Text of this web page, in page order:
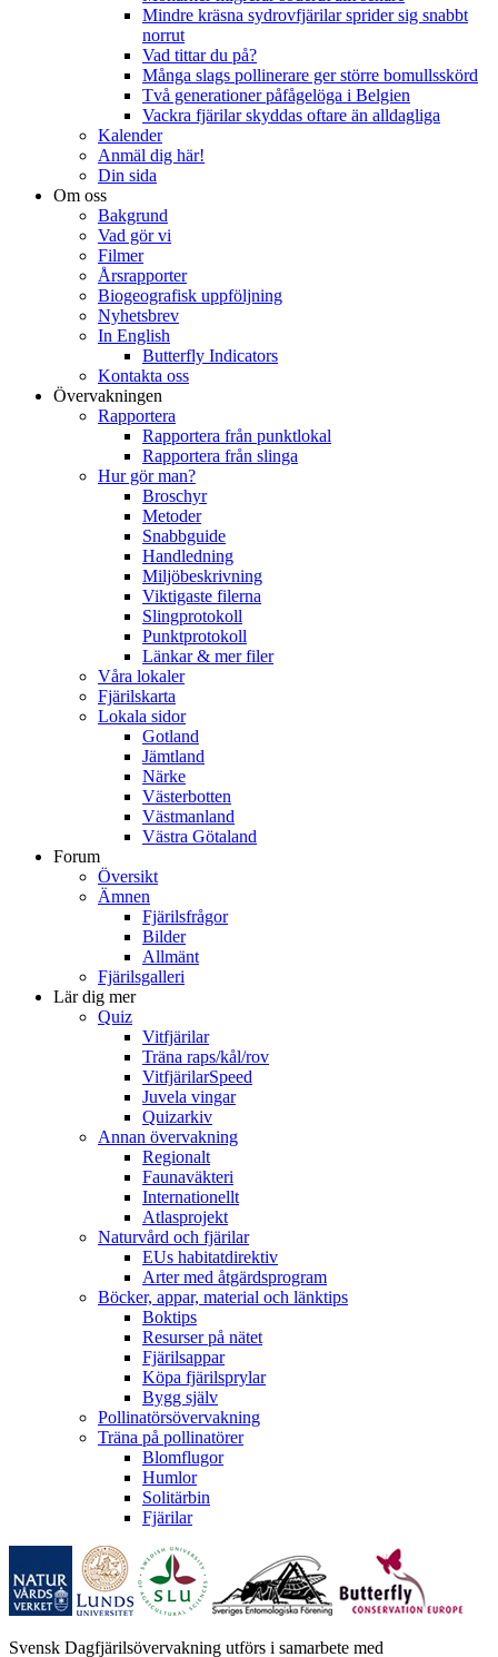
Mindre kräsna sydrovfjärilar sprider sig snabbt
norrut
Vad tittar du på?
Många slags pollinerare ger större bomullsskörd
Två generationer påfågelöga i Belgien
Vackra fjärilar skyddas oftare än alldagliga
Kalender
Anmäl dig här!
Din sida
Om oss
Bakgrund
Vad gör vi
Filmer
Årsrapporter
Biogeografisk uppföljning
Nyhetsbrev
In English
Butterfly Indicators
Kontakta oss
Övervakningen
Rapportera
Rapportera från punktlokal
Rapportera från slinga
Hur gör man?
Broschyr
Metoder
Snabbguide
Handledning
Miljöbeskrivning
Viktigaste filerna
Slingprotokoll
Punktprotokoll
Länkar & mer filer
Våra lokaler
Fjärilskarta
Lokala sidor
Gotland
Jämtland
Närke
Västerbotten
Västmanland
Västra Götaland
Forum
Översikt
Ämnen
Fjärilsfrågor
Bilder
Allmänt
Fjärilsgalleri
Lär dig mer
Quiz
Vitfjärilar
Träna raps/kål/rov
VitfjärilarSpeed
Juvela vingar
Quizarkiv
Annan övervakning
Regionalt
Faunaväkteri
Internationellt
Atlasprojekt
Naturvård och fjärilar
EUs habitatdirektiv
Arter med åtgärdsprogram
Böcker, appar, material och länktips
Boktips
Resurser på nätet
Fjärilsappar
Köpa fjärilsprylar
Bygg själv
Pollinatörsövervakning
Träna på pollinatörer
Blomflugor
Humlor
Solitärbin
Fjärilar
Svensk Dagfjärilsövervakning utförs i samarbete med